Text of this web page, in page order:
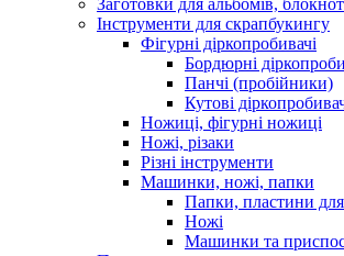
Інструменти для скрапбукингу
Фігурні діркопробивачі
Бордюрні
Панчі (пробійники)
Кутові
Ножиці, фігурні ножиці
Ножі, різаки
Різні інструменти
Машинки, ножі, папки
Папки, пластини
Ножі
Машинки та